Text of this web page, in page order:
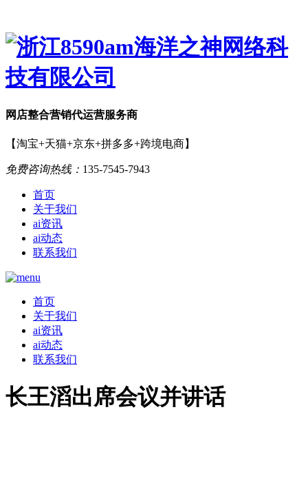
网店整合营销代运营服务商
【淘宝+天猫+京东+拼多多+跨境电商】
免费咨询热线： 135-7545-7943
首页
关于我们
ai资讯
ai动态
联系我们
首页
关于我们
ai资讯
ai动态
联系我们
长王滔出席会议并讲话